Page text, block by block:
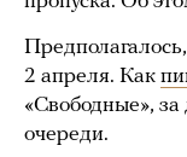
2 апреля. Как
«Свободные»,
очереди.